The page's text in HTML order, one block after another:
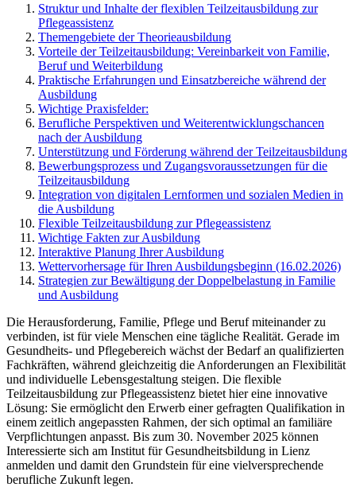
Struktur und Inhalte der flexiblen Teilzeitausbildung zur
Pflegeassistenz
Themengebiete der Theorieausbildung
Vorteile der Teilzeitausbildung: Vereinbarkeit von Familie,
Beruf und Weiterbildung
Praktische Erfahrungen und Einsatzbereiche während der
Ausbildung
Wichtige Praxisfelder:
Berufliche Perspektiven und Weiterentwicklungschancen
nach der Ausbildung
Unterstützung und Förderung während der Teilzeitausbildung
Bewerbungsprozess und Zugangsvoraussetzungen für die
Teilzeitausbildung
Integration von digitalen Lernformen und sozialen Medien in
die Ausbildung
Flexible Teilzeitausbildung zur Pflegeassistenz
Wichtige Fakten zur Ausbildung
Interaktive Planung Ihrer Ausbildung
Wettervorhersage für Ihren Ausbildungsbeginn (16.02.2026)
Strategien zur Bewältigung der Doppelbelastung in Familie
und Ausbildung
Die Herausforderung, Familie, Pflege und Beruf miteinander zu
verbinden, ist für viele Menschen eine tägliche Realität. Gerade im
Gesundheits- und Pflegebereich wächst der Bedarf an qualifizierten
Fachkräften, während gleichzeitig die Anforderungen an Flexibilität
und individuelle Lebensgestaltung steigen. Die flexible
Teilzeitausbildung zur Pflegeassistenz bietet hier eine innovative
Lösung: Sie ermöglicht den Erwerb einer gefragten Qualifikation in
einem zeitlich angepassten Rahmen, der sich optimal an familiäre
Verpflichtungen anpasst. Bis zum 30. November 2025 können
Interessierte sich am Institut für Gesundheitsbildung in Lienz
anmelden und damit den Grundstein für eine vielversprechende
berufliche Zukunft legen.